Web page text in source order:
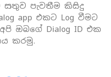
සතුව පැවතීම කිසිදු
app එකට Log වීමට
ඔබගේ Dialog ID එක
කරමු.